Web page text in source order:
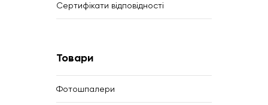
Сертифікати відповідності
Товари
Фотошпалери